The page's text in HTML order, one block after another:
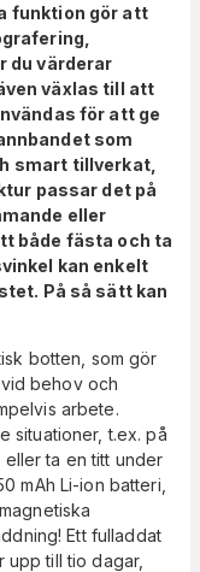
funktion gör att
du värderar
växlas till att
för att ge
som
smart tillverkat,
passar det på
eller
både fästa och ta
kan enkelt
På så sätt kan
botten, som gör
behov och
arbete.
situationer, t.ex. på
ta en titt under
mAh Li-ion batteri,
Ett fulladdat
upp till tio dagar,